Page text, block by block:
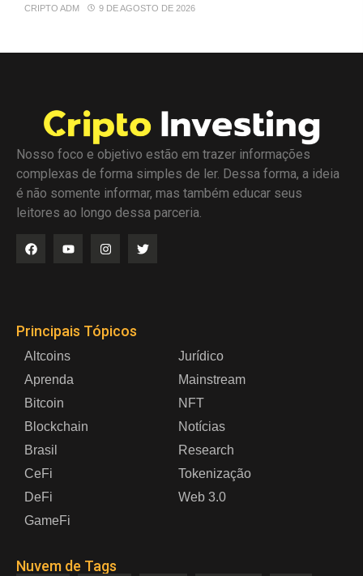
CRIPTO ADM 9 DE AGOSTO DE 2026
Nosso foco e objetivo estão em trazer informações
complexas de forma simples de ler. Dessa forma, a ideia
é não somente informar, mas também educar seus
leitores ao longo dessa parceria.
Principais Tópicos
Altcoins
Aprenda
Bitcoin
Blockchain
Brasil
CeFi
DeFi
GameFi
Jurídico
Mainstream
NFT
Notícias
Research
Tokenização
Web 3.0
Nuvem de Tags